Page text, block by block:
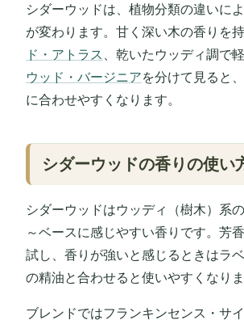
シダーウッドは、植物分類の違いに
が変わります。甘く深い木の香りを
ド・アトラス 、乾いたウッディ調で
ウッド・バージニアを分けて見ると
に合わせやすくなります。
シダーウッドの香りの使い
シダーウッドはウッディ（樹木）系
～ベースに感じやすい香りです。芳
試し、香りが強いと感じるときはラ
の精油と合わせると使いやすくなりま
ブレンドではフランキンセンス・サ